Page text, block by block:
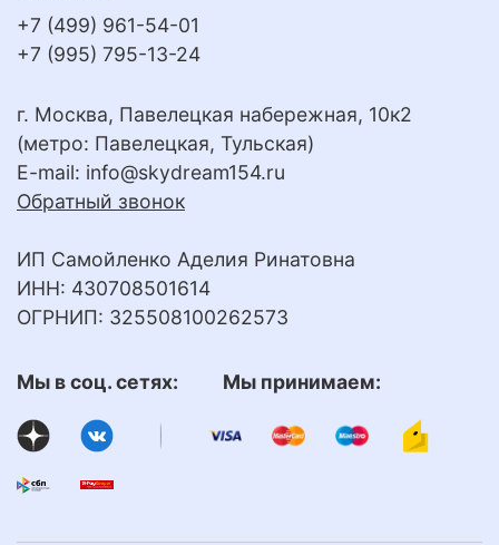
+7 (499) 961-54-01
+7 (995) 795-13-24
г. Москва, Павелецкая набережная, 10к2
(метро: Павелецкая, Тульская)
E-mail: info@skydream154.ru
Обратный звонок
ИП Самойленко Аделия Ринатовна
ИНН: 430708501614
ОГРНИП: 325508100262573
Мы в соц. сетях: Мы принимаем: